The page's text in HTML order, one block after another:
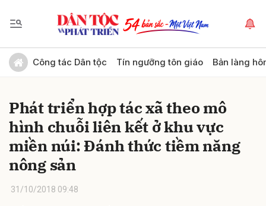
Công tác Dân tộc Tín ngưỡng tôn giáo Bản làng
Phát triển hợp tác xã theo mô
hình chuỗi liên kết ở khu vực
miền núi: Đánh thức tiềm năng
nông sản
31/10/2018 09:48
Gửi bình luận